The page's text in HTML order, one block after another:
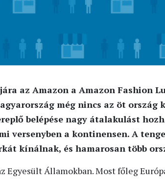
az Amazon a Amazon Fashion
még nincs az öt ország
belépése nagy átalakulást
versenyben a kontinensen. A
kínálnak, és hamarosan több
Egyesült Államokban. Most főleg